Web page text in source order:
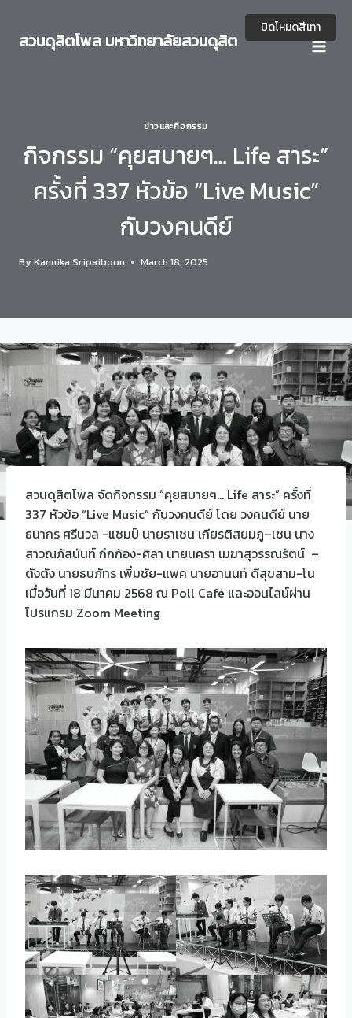
content
สวนดุสิตโพล มหาวิทยาลัยสวนดุสิต
ข่าวและกิจกรรม
กิจกรรม “คุยสบายๆ… Life สาระ”
ครั้งที่ 337 หัวข้อ “Live Music”
กับวงคนดีย์
By Kannika Sripaiboon March 18, 2025
สวนดุสิตโพล จัดกิจกรรม “คุยสบายๆ… Life สาระ” ครั้งที่
337 หัวข้อ “Live Music” กับวงคนดีย์ โดย วงคนดีย์ นาย
ธนากร ศรีนวล​ -แชมป์ นายราเชน เกียรติสยมภู–เชน นาง
สาวณภัสนันท์ กึกก้อง​-ศิลา นายนครา เมฆาสุวรรณรัตน์​ –
ตังตัง นายธนภัทร เพิ่มชัย​​-แพค นายอานนท์​ ดีสุขสาม-โน
เมื่อวันที่ 18 มีนาคม 2568 ณ Poll Café และออนไลน์ผ่าน
โปรแกรม Zoom Meeting
ปิดโหมดสีเทา